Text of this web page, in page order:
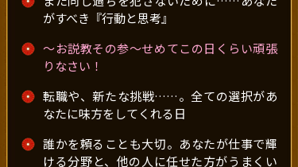
がすべき『行動と思考』
～お説教その参～せめてこの日くらい頑張
りなさい！
転職や、新たな挑戦……。全ての選択があ
なたに味方をしてくれる日
誰かを頼ることも大切。あなたが仕事で輝
ける分野と、他の人に任せた方がうまくい